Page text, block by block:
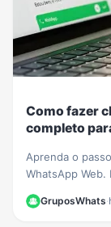
Como fazer
completo
Aprenda o
WhatsApp
e vídeo que
GruposWhats·